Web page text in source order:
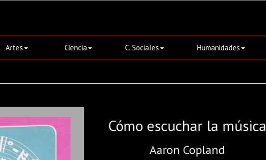
Artes Ciencia C. Sociales Humanidades
Cómo escuchar la música
Aaron Copland